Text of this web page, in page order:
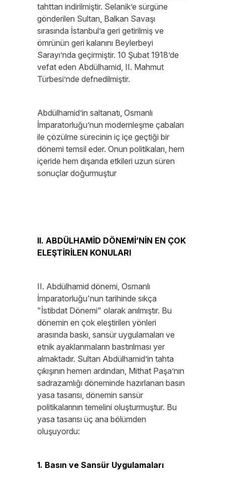
tahttan indirilmiştir. Selanik’e sürgüne
gönderilen Sultan, Balkan Savaşı
sırasında İstanbul’a geri getirilmiş ve
ömrünün geri kalanını Beylerbeyi
Sarayı’nda geçirmiştir. 10 Şubat 1918’de
vefat eden Abdülhamid, II. Mahmut
Türbesi’nde defnedilmiştir.
Abdülhamid’in saltanatı, Osmanlı
İmparatorluğu’nun modernleşme çabaları
ile çözülme sürecinin iç içe geçtiği bir
dönemi temsil eder. Onun politikaları, hem
içeride hem dışarıda etkileri uzun süren
sonuçlar doğurmuştur
II. ABDÜLHAMİD DÖNEMİ’NİN EN ÇOK
ELEŞTİRİLEN KONULARI
II. Abdülhamid dönemi, Osmanlı
İmparatorluğu'nun tarihinde sıkça
"İstibdat Dönemi" olarak anılmıştır. Bu
dönemin en çok eleştirilen yönleri
arasında baskı, sansür uygulamaları ve
etnik ayaklanmaların bastırılması yer
almaktadır. Sultan Abdülhamid’in tahta
çıkışının hemen ardından, Mithat Paşa’nın
sadrazamlığı döneminde hazırlanan basın
yasa tasarısı, dönemin sansür
politikalarının temelini oluşturmuştur. Bu
yasa tasarısı üç ana bölümden
oluşuyordu:
1. Basın ve Sansür Uygulamaları